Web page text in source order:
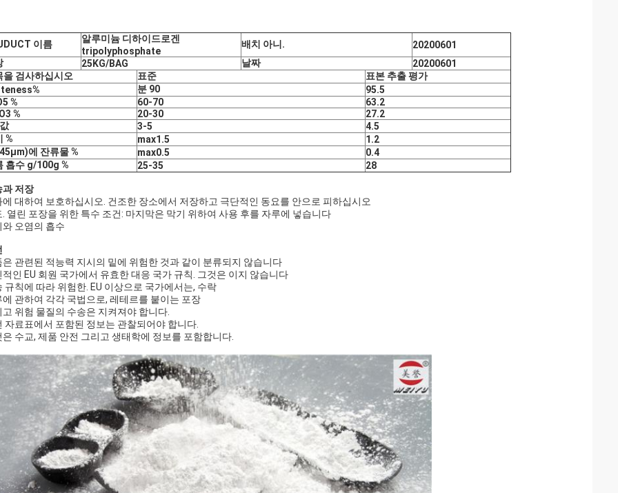
이름
알루미늄 디하이드로겐
tripolyphosphate
배치 아니.
20200601
25KG/BAG 날짜
20200601
을 검사하십시오
표준
표본 추출 평가
분 90
95.5
%
60-70
63.2
%
20-30
27.2
3-5
4.5
%
max1.5
1.2
에 잔류물 %
max0.5
0.4
흡수 g/100g %
25-35 28
과 저장
에 대하여 보호하십시오. 건조한 장소에서 저장하고 극단적인 동요를 안으로 피하십시오
. 열린 포장을 위한 특수 조건: 마지막은 막기 위하여 사용 후를 자루에 넣습니다
와 오염의 흡수
은 관련된 적능력 지시의 밑에 위험한 것과 같이 분류되지 않습니다
적인 EU 회원 국가에서 유효한 대응 국가 규칙. 그것은 이지 않습니다
규칙에 따라 위험한. EU 이상으로 국가에서는, 수락
에 관하여 각각 국법으로, 레테르를 붙이는 포장
고 위험 물질의 수송은 지켜져야 합니다.
자료표에서 포함된 정보는 관찰되어야 합니다.
은 수교, 제품 안전 그리고 생태학에 정보를 포함합니다.